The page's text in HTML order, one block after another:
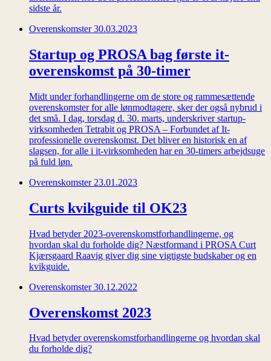
sidste år.
Overenskomster 30.03.2023
Startup og PROSA bag første it-
overenskomst på 30-timer
Midt under forhandlingerne om de store og rammesættende
overenskomster for alle lønmodtagere, sker der også nybrud i
det små. I dag, torsdag d. 30. marts, underskriver startup-
virksomheden Tetrabit og PROSA – Forbundet af It-
professionelle overenskomst. Det bliver en historisk en af
slagsen, for alle i it-virksomheden har en 30-timers arbejdsuge
på fuld løn.
Overenskomster 23.01.2023
Curts kvikguide til OK23
Hvad betyder 2023-overenskomstforhandlingerne, og
hvordan skal du forholde dig? Næstformand i PROSA Curt
Kjærsgaard Raavig giver dig sine vigtigste budskaber og en
kvikguide.
Overenskomster 30.12.2022
Overenskomst 2023
Hvad betyder overenskomstforhandlingerne og hvordan skal
du forholde dig?